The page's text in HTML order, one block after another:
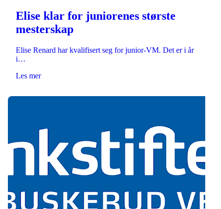
Elise klar for juniorenes største
mesterskap
Elise Renard har kvalifisert seg for junior-VM. Det er i år
i…
Les mer